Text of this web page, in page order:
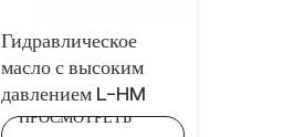
Гидравлическое
масло с высоким
давлением L-HM
ПРОСМОТРЕТЬ